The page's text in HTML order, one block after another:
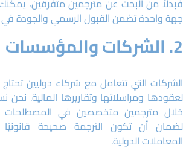
فبدلاً من البحث عن مترجمين متفرقين،
جهة واحدة تضمن القبول الرسمي والجودة
2. الشركات والمؤسسات
الشركات التي تتعامل مع شركاء دوليين
لعقودها ومراسلاتها وتقاريرها المالية.
خلال مترجمين متخصصين في المصطلحات
لضمان أن تكون الترجمة صحيحة
المعاملات الدولية.